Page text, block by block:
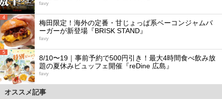
favy
4
梅田限定！海外の定番・甘じょっぱ系ベーコンジャムバ
ーガーが新登場『BRISK STAND』
favy
5
8/10〜19｜事前予約で500円引き！最大4時間食べ飲み放
題の夏休みビュッフェ開催『reDine 広島』
favy
オススメ記事